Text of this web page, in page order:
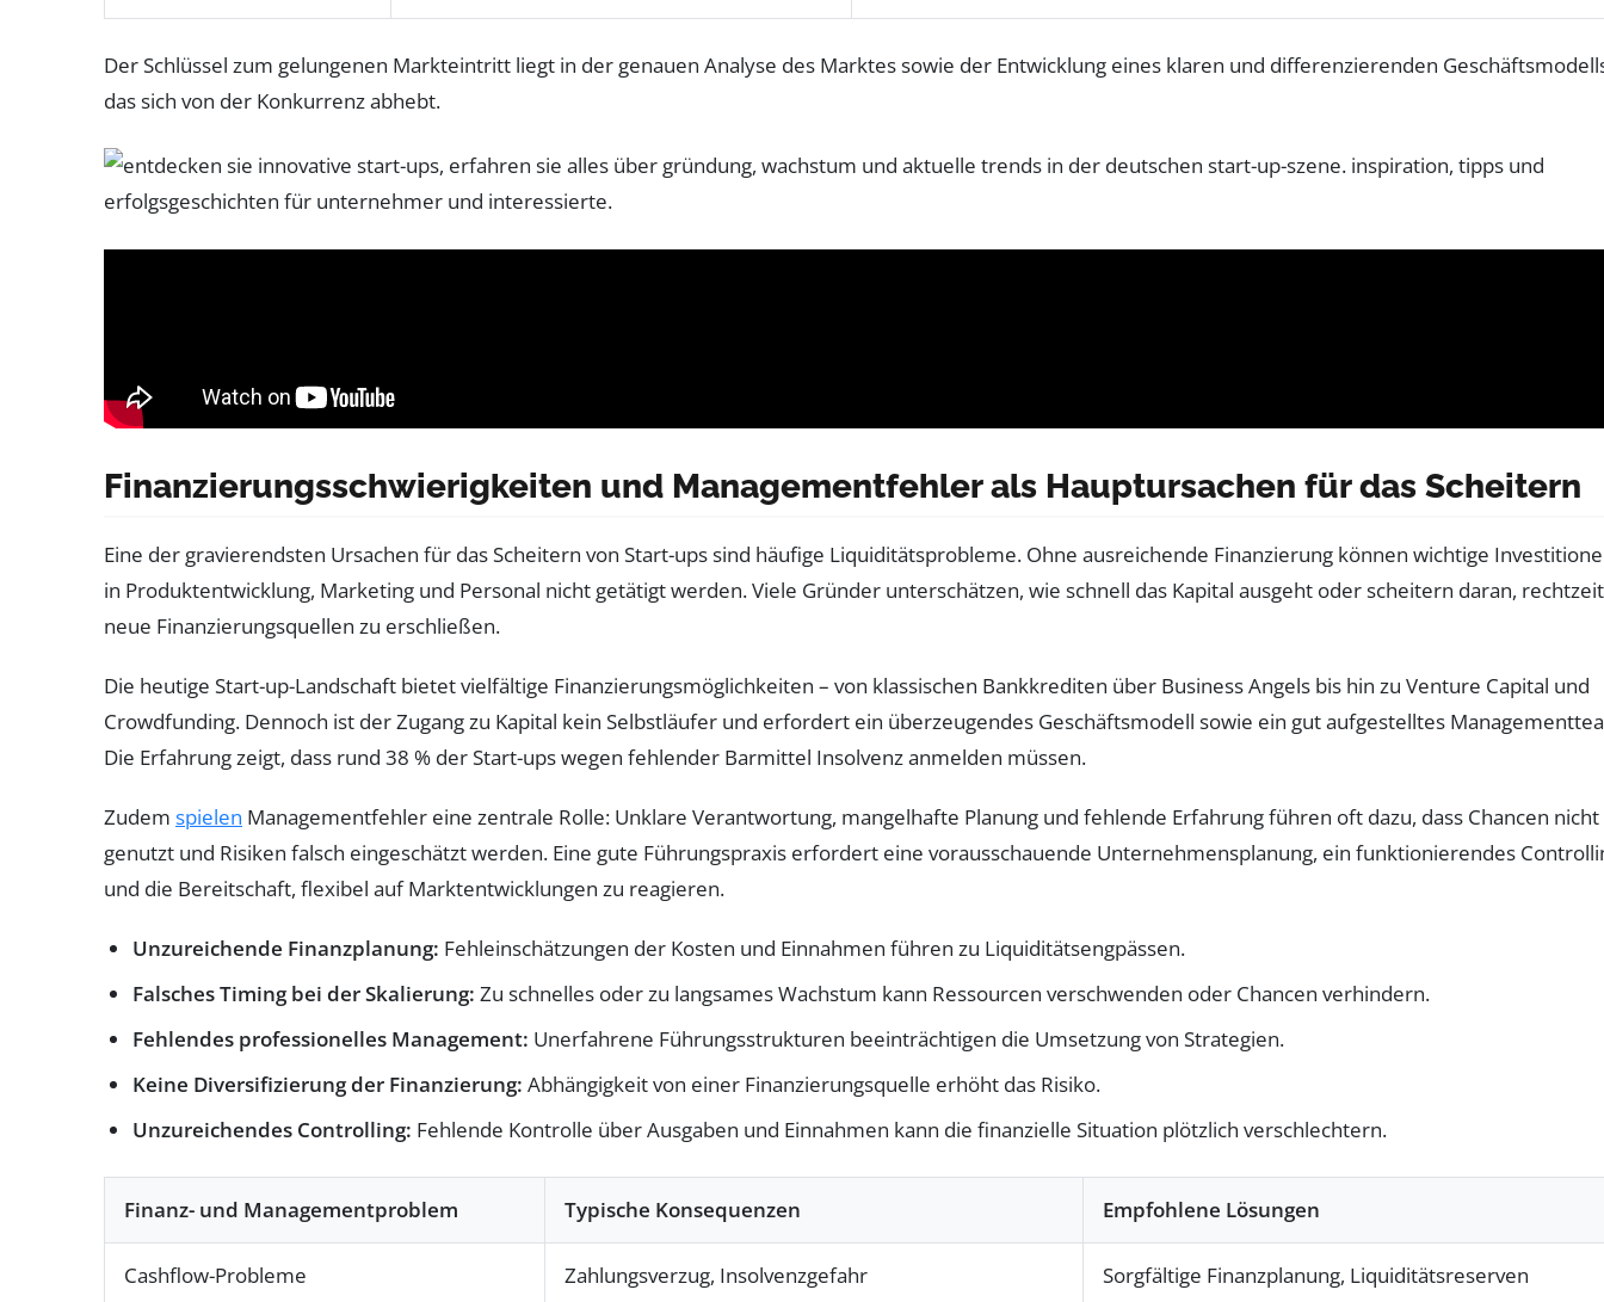
Der Schlüssel zum gelungenen Markteintritt liegt in der genauen Analyse des Marktes sowie der Entwicklung eines klaren und differenzierenden
das sich von der Konkurrenz abhebt.
Finanzierungsschwierigkeiten und Managementfehler als Hauptursachen für das Scheitern
Eine der gravierendsten Ursachen für das Scheitern von Start-ups sind häufige Liquiditätsprobleme. Ohne ausreichende Finanzierung können wichtige
in Produktentwicklung, Marketing und Personal nicht getätigt werden. Viele Gründer unterschätzen, wie schnell das Kapital ausgeht oder scheitern daran,
neue Finanzierungsquellen zu erschließen.
Die heutige Start-up-Landschaft bietet vielfältige Finanzierungsmöglichkeiten – von klassischen Bankkrediten über Business Angels bis hin zu Venture Capital und
Crowdfunding. Dennoch ist der Zugang zu Kapital kein Selbstläufer und erfordert ein überzeugendes Geschäftsmodell sowie ein gut aufgestelltes
Die Erfahrung zeigt, dass rund 38 % der Start-ups wegen fehlender Barmittel Insolvenz anmelden müssen.
Zudem spielen Managementfehler eine zentrale Rolle: Unklare Verantwortung, mangelhafte Planung und fehlende Erfahrung führen oft dazu, dass Chancen nicht
genutzt und Risiken falsch eingeschätzt werden. Eine gute Führungspraxis erfordert eine vorausschauende Unternehmensplanung, ein funktionierendes
und die Bereitschaft, flexibel auf Marktentwicklungen zu reagieren.
Unzureichende Finanzplanung: Fehleinschätzungen der Kosten und Einnahmen führen zu Liquiditätsengpässen.
Falsches Timing bei der Skalierung: Zu schnelles oder zu langsames Wachstum kann Ressourcen verschwenden oder Chancen verhindern.
Fehlendes professionelles Management: Unerfahrene Führungsstrukturen beeinträchtigen die Umsetzung von Strategien.
Keine Diversifizierung der Finanzierung: Abhängigkeit von einer Finanzierungsquelle erhöht das Risiko.
Unzureichendes Controlling: Fehlende Kontrolle über Ausgaben und Einnahmen kann die finanzielle Situation plötzlich verschlechtern.
Finanz- und Managementproblem Typische Konsequenzen Empfohlene Lösungen
Cashflow-Probleme Zahlungsverzug, Insolvenzgefahr Sorgfältige Finanzplanung, Liquiditätsreserven